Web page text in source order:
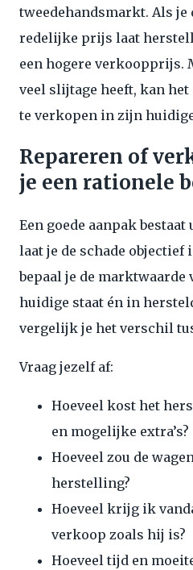
tweedehandsmarkt. Als je
redelijke prijs laat
een hogere verkoopprijs.
veel slijtage heeft, kan
te verkopen in zijn
Repareren of
je een rationele
Een goede aanpak
laat je de schade objectief
bepaal je de marktwaarde
huidige staat én in
vergelijk je het verschil
Vraag jezelf af:
Hoeveel kost het
en mogelijke extra’s?
Hoeveel zou de
herstelling?
Hoeveel krijg ik
verkoop zoals hij is?
Hoeveel tijd en